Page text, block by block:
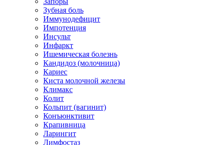
Зубная боль
Иммунодефицит
Импотенция
Инсульт
Инфаркт
Ишемическая болезнь
Кандидоз (молочница)
Кариес
Киста молочной железы
Климакс
Колит
Кольпит (вагинит)
Конъюнктивит
Крапивница
Ларингит
Лимфостаз